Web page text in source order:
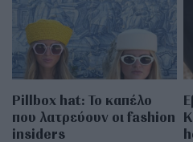
Pillbox hat: Το καπέλο
που λατρεύουν οι fashion
insiders